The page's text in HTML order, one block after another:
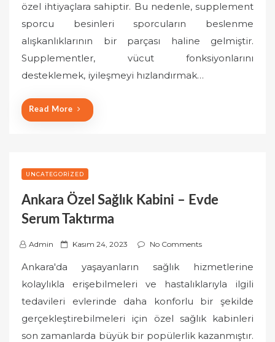
e
o
özel ihtiyaçlara sahiptir. Bu nedenle, supplement
sporcu besinleri sporcuların beslenme
alışkanlıklarının bir parçası haline gelmiştir.
Supplementler, vücut fonksiyonlarını
desteklemek, iyileşmeyi hızlandırmak…
Read More
UNCATEGORIZED
Ankara Özel Sağlık Kabini – Evde
Serum Taktırma
Admin
P
d
Kasım 24, 2023 No Comments
Ankara'da yaşayanların sağlık hizmetlerine
kolaylıkla erişebilmeleri ve hastalıklarıyla ilgili
tedavileri evlerinde daha konforlu bir şekilde
gerçekleştirebilmeleri için özel sağlık kabinleri
son zamanlarda büyük bir popülerlik kazanmıştır.